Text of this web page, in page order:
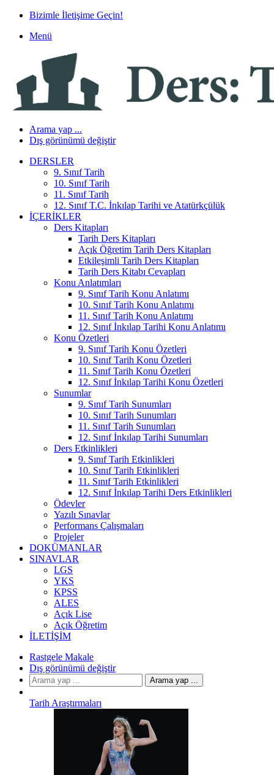
Bizimle İletişime Geçin!
Menü
Arama yap ...
Dış görünümü değiştir
DERSLER
9. Sınıf Tarih
10. Sınıf Tarih
11. Sınıf Tarih
12. Sınıf T.C. İnkılap Tarihi ve Atatürkçülük
İÇERIKLER
Ders Kitapları
Tarih Ders Kitapları
Açık Öğretim Tarih Ders Kitapları
Etkileşimli Tarih Ders Kitapları
Tarih Ders Kitabı Cevapları
Konu Anlatımları
9. Sınıf Tarih Konu Anlatımı
10. Sınıf Tarih Konu Anlatımı
11. Sınıf Tarih Konu Anlatımı
12. Sınıf İnkılap Tarihi Konu Anlatımı
Konu Özetleri
9. Sınıf Tarih Konu Özetleri
10. Sınıf Tarih Konu Özetleri
11. Sınıf Tarih Konu Özetleri
12. Sınıf İnkılap Tarihi Konu Özetleri
Sunumlar
9. Sınıf Tarih Sunumları
10. Sınıf Tarih Sunumları
11. Sınıf Tarih Sunumları
12. Sınıf İnkılap Tarihi Sunumları
Ders Etkinlikleri
9. Sınıf Tarih Etkinlikleri
10. Sınıf Tarih Etkinlikleri
11. Sınıf Tarih Etkinlikleri
12. Sınıf İnkılap Tarihi Ders Etkinlikleri
Ödevler
Yazılı Sınavlar
Performans Çalışmaları
Projeler
DOKÜMANLAR
SINAVLAR
LGS
YKS
KPSS
ALES
Açık Lise
Açık Öğretim
İLETIŞIM
Rastgele Makale
Dış görünümü değiştir
Arama yap ...
Tarih Araştırmaları